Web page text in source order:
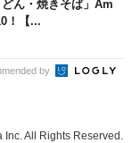
どん・焼きそば」Am
！【...
by
All Rights Reserved.